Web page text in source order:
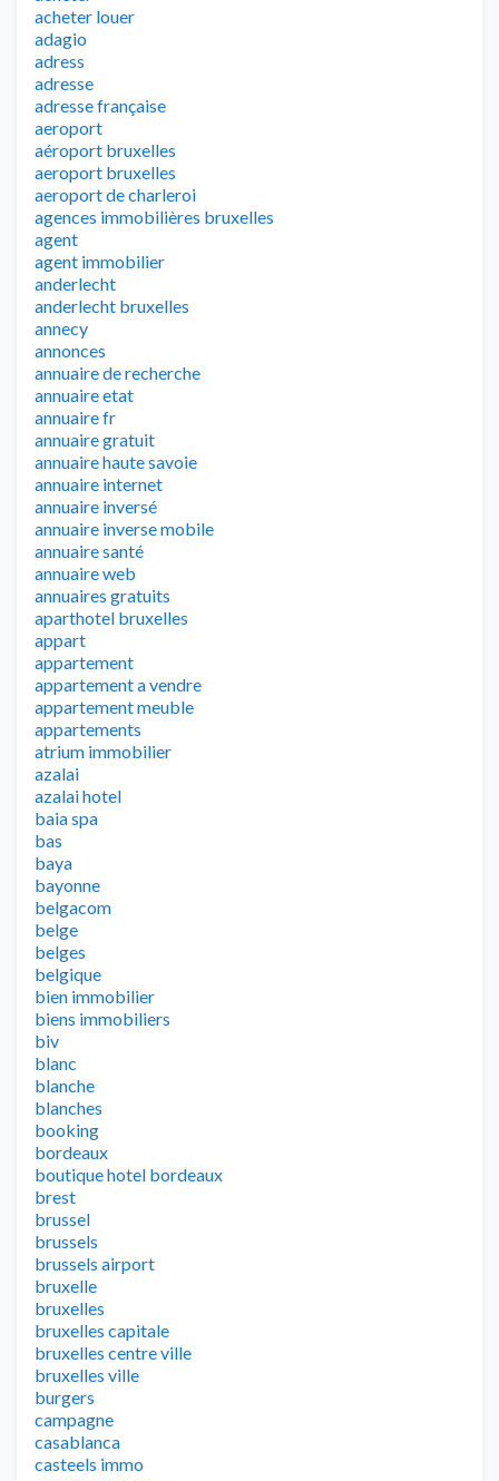
acheter louer
adagio
adress
adresse
adresse française
aeroport
aéroport bruxelles
aeroport bruxelles
aeroport de charleroi
agences immobilières bruxelles
agent
agent immobilier
anderlecht
anderlecht bruxelles
annecy
annonces
annuaire de recherche
annuaire etat
annuaire fr
annuaire gratuit
annuaire haute savoie
annuaire internet
annuaire inversé
annuaire inverse mobile
annuaire santé
annuaire web
annuaires gratuits
aparthotel bruxelles
appart
appartement
appartement a vendre
appartement meuble
appartements
atrium immobilier
azalai
azalai hotel
baia spa
bas
baya
bayonne
belgacom
belge
belges
belgique
bien immobilier
biens immobiliers
biv
blanc
blanche
blanches
booking
bordeaux
boutique hotel bordeaux
brest
brussel
brussels
brussels airport
bruxelle
bruxelles
bruxelles capitale
bruxelles centre ville
bruxelles ville
burgers
campagne
casablanca
casteels immo